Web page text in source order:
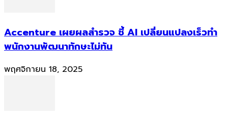
Accenture เผยผลสำรวจ ชี้ AI เปลี่ยนแปลงเร็วทำ
พนักงานพัฒนาทักษะไม่ทัน
พฤศจิกายน 18, 2025